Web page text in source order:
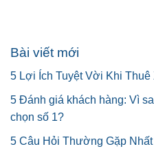
Bài viết mới
5 Lợi Ích Tuyệt Vời Khi
5 Đánh giá khách hàng: Vì
chọn số 1?
5 Câu Hỏi Thường Gặp